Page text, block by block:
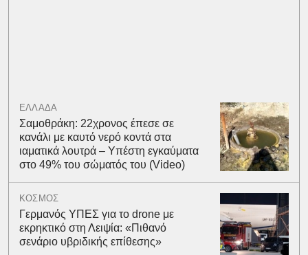
ΕΛΛΑΔΑ
Σαμοθράκη: 22χρονος έπεσε σε
κανάλι με καυτό νερό κοντά στα
ιαματικά λουτρά – Υπέστη εγκαύματα
στο 49% του σώματός του (Video)
ΚΟΣΜΟΣ
Γερμανός ΥΠΕΣ για το drone με
εκρηκτικό στη Λειψία: «Πιθανό
σενάριο υβριδικής επίθεσης»